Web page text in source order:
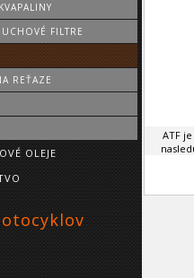
FILTRE
REŤAZE
OLEJE
ATF